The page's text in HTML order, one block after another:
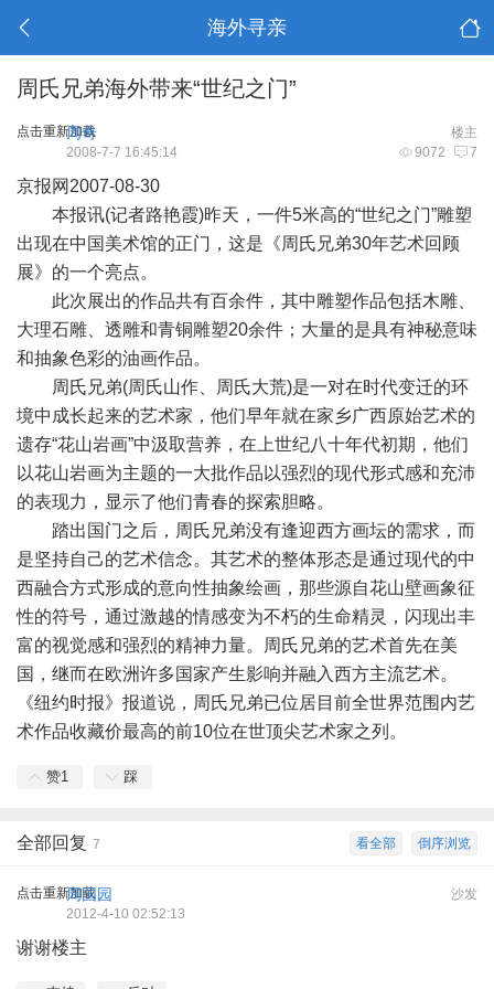
海外寻亲
周氏兄弟海外带来“世纪之门”
点击重新加载 楼主
周奇
9072 7
2008-7-7 16:45:14
京报网2007-08-30
本报讯(记者路艳霞)昨天，一件5米高的“世纪之门”雕塑
出现在中国美术馆的正门，这是《周氏兄弟30年艺术回顾
展》的一个亮点。
此次展出的作品共有百余件，其中雕塑作品包括木雕、
大理石雕、透雕和青铜雕塑20余件；大量的是具有神秘意味
和抽象色彩的油画作品。
周氏兄弟(周氏山作、周氏大荒)是一对在时代变迁的环
境中成长起来的艺术家，他们早年就在家乡广西原始艺术的
遗存“花山岩画”中汲取营养，在上世纪八十年代初期，他们
以花山岩画为主题的一大批作品以强烈的现代形式感和充沛
的表现力，显示了他们青春的探索胆略。
踏出国门之后，周氏兄弟没有逢迎西方画坛的需求，而
是坚持自己的艺术信念。其艺术的整体形态是通过现代的中
西融合方式形成的意向性抽象绘画，那些源自花山壁画象征
性的符号，通过激越的情感变为不朽的生命精灵，闪现出丰
富的视觉感和强烈的精神力量。周氏兄弟的艺术首先在美
国，继而在欧洲许多国家产生影响并融入西方主流艺术。
《纽约时报》报道说，周氏兄弟已位居目前全世界范围内艺
术作品收藏价最高的前10位在世顶尖艺术家之列。
赞1 踩
倒序浏览
看全部
全部回复 7
点击重新加载 沙发
周国园
2012-4-10 02:52:13
谢谢楼主